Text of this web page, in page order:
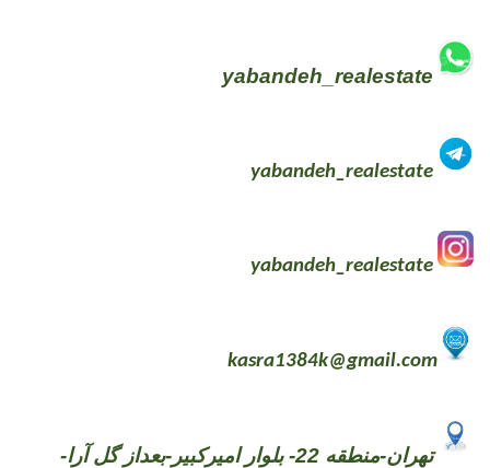
yabandeh_realestate
yabandeh_realestate
yabandeh_realestate
kasra1384k@gmail.com
تهران-منطقه 22- بلوار امیرکبیر-بعداز گل آرا-